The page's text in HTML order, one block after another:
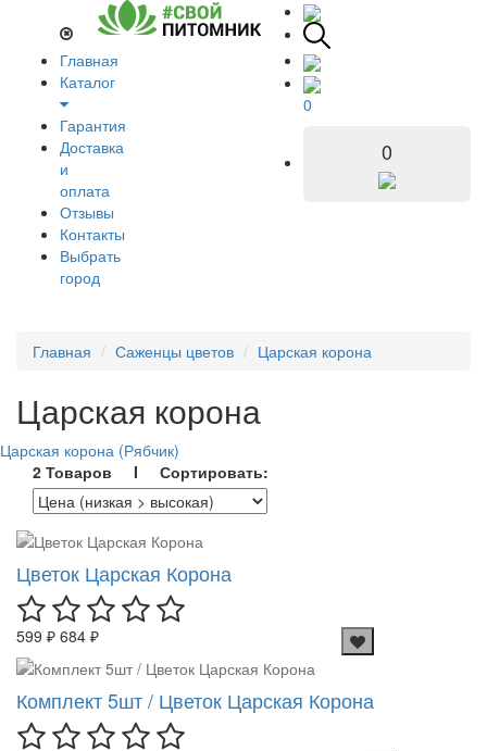
Главная
Каталог
Гарантия
Доставка
и
оплата
Отзывы
Контакты
Выбрать
город
0
0
Главная Саженцы цветов Царская корона
Царская корона
Царская корона (Рябчик)
2 Товаров I Сортировать:
Цветок Царская Корона
599 ₽ 684 ₽
Комплект 5шт / Цветок Царская Корона